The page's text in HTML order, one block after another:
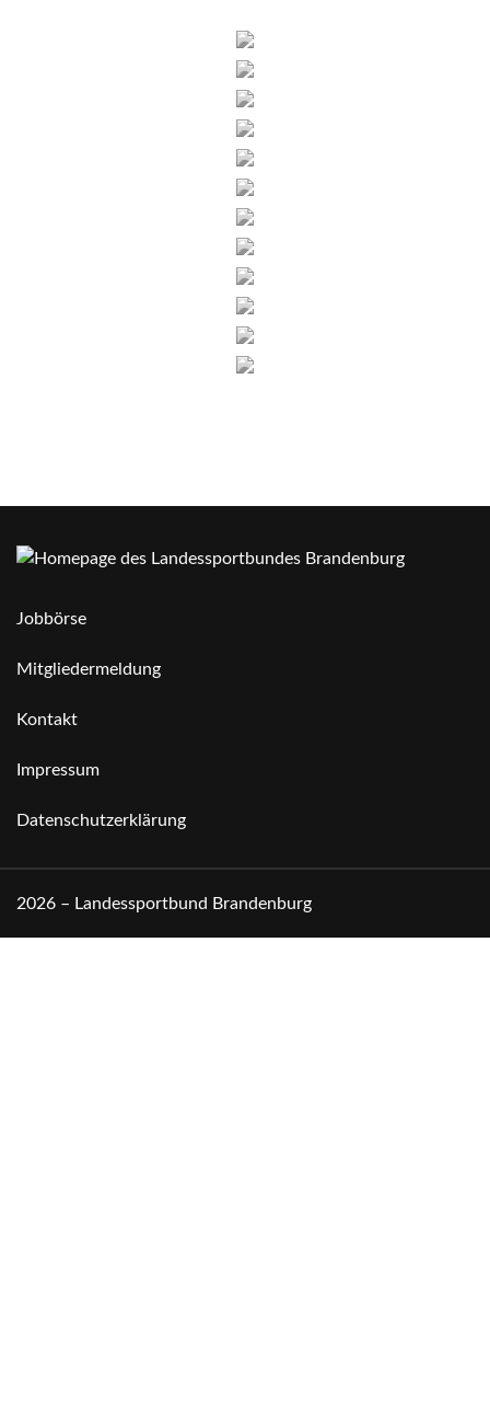
Jobbörse
Mitgliedermeldung
Kontakt
Impressum
Datenschutzerklärung
2026 – Landessportbund Brandenburg